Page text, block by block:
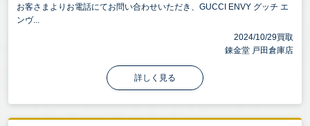
お客さまよりお電話にてお問い合わせいただき、GUCCI ENVY グッチ エ
ンヴ...
2024/10/29買取
錬金堂 戸田倉庫店
詳しく見る